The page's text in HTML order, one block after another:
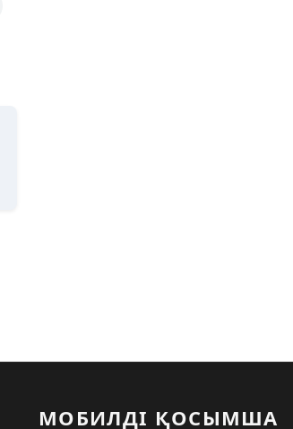
МОБИЛДІ ҚОСЫМША